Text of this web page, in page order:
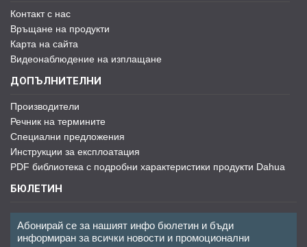
Контакт с нас
Връщане на продукти
Карта на сайта
Видеонаблюдение на изплащане
ДОПЪЛНИТЕЛНИ
Производители
Речник на термините
Специални предложения
Инструкции за експлоатация
PDF библиотека с подробни характеристики продукти Dahua
БЮЛЕТИН
Абонирай се за нашият инфо бюлетин и бъди
информиран за всички новости и промоционални